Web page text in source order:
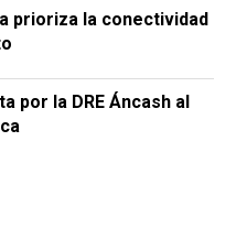
prioriza la conectividad
por la DRE Áncash al